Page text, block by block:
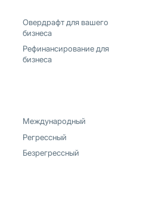
Овердрафт для вашего
бизнеса
Рефинансирование для
бизнеса
Международный
Регрессный
Безрегрессный